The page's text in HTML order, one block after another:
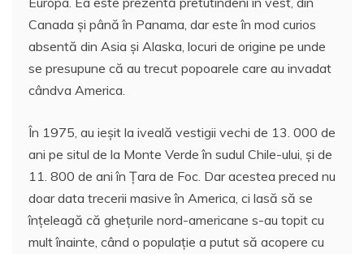
Canada şi până în Panama, dar este în mod curios
absentă din Asia şi Alaska, locuri de origine pe unde
se presupune că au trecut popoarele care au invadat
cândva America.
În 1975, au ieşit la iveală vestigii vechi de 13. 000 de
ani pe situl de la Monte Verde în sudul Chile-ului, şi de
11. 800 de ani în Ţara de Foc. Dar acestea preced nu
doar data trecerii masive în America, ci lasă să se
înţeleagă că gheţurile nord-americane s-au topit cu
mult înainte, când o populaţie a putut să acopere cu